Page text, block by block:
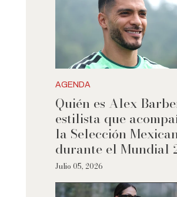
AGENDA
Quién es Alex
estilista que
la Selección
durante el Mundial
Julio 05, 2026